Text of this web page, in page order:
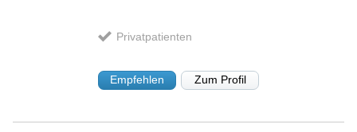
Privatpatienten
Empfehlen Zum Profil